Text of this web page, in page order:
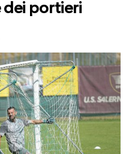
dei portieri